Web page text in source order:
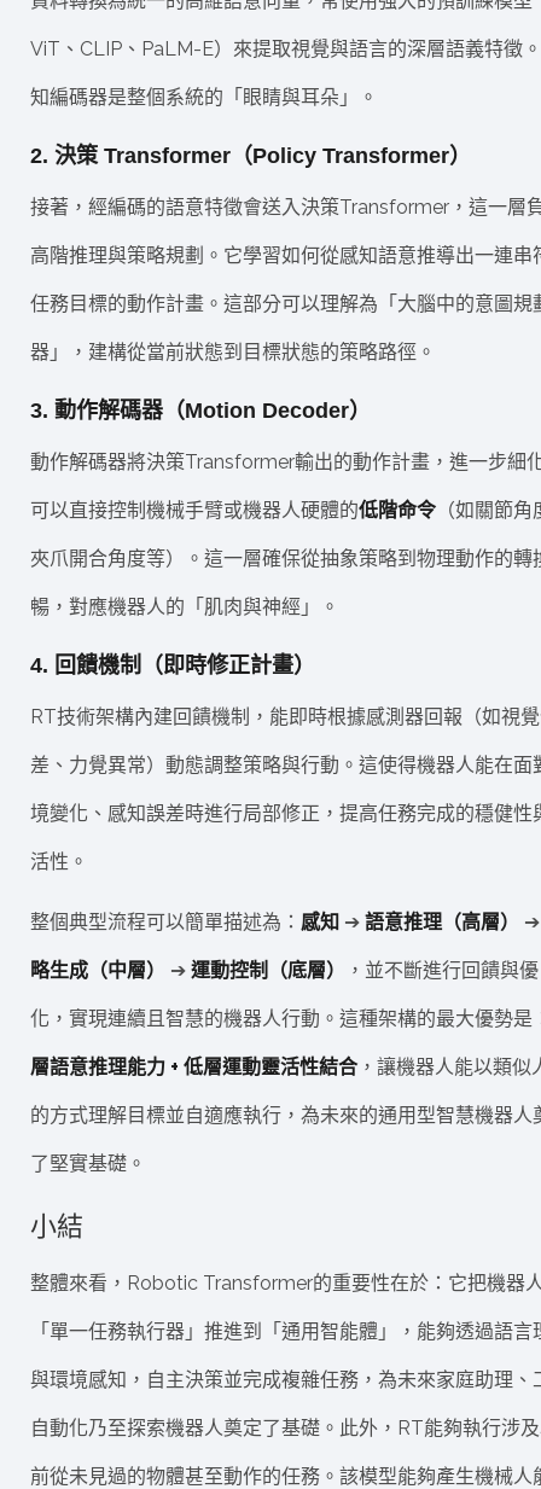
ViT、CLIP、PaLM-E）來提取視覺與語言的深層語義特徵
知編碼器是整個系統的「眼睛與耳朵」。
2. 決策 Transformer（Policy Transformer）
接著，經編碼的語意特徵會送入決策Transformer，這一層
高階推理與策略規劃。它學習如何從感知語意推導出一連串
任務目標的動作計畫。這部分可以理解為「大腦中的意圖規
器」，建構從當前狀態到目標狀態的策略路徑。
3. 動作解碼器（Motion Decoder）
動作解碼器將決策Transformer輸出的動作計畫，進一步細
可以直接控制機械手臂或機器人硬體的低階命令 （如關節角
夾爪開合角度等）。這一層確保從抽象策略到物理動作的轉
暢，對應機器人的「肌肉與神經」。
4. 回饋機制（即時修正計畫）
RT技術架構內建回饋機制，能即時根據感測器回報（如視
差、力覺異常）動態調整策略與行動。這使得機器人能在面
境變化、感知誤差時進行局部修正，提高任務完成的穩健性
活性。
整個典型流程可以簡單描述為： 感知 ➔ 語意推理（高層）
略生成（中層） ➔ 運動控制（底層） ，並不斷進行回饋與優
化，實現連續且智慧的機器人行動。這種架構的最大優勢是
層語意推理能力 + 低層運動靈活性結合 ，讓機器人能以類似
的方式理解目標並自適應執行，為未來的通用型智慧機器人
了堅實基礎。
小結
整體來看，Robotic Transformer的重要性在於：它把機器
「單一任務執行器」推進到「通用智能體」，能夠透過語言
與環境感知，自主決策並完成複雜任務，為未來家庭助理、
自動化乃至探索機器人奠定了基礎。此外，RT能夠執行涉
前從未見過的物體甚至動作的任務。該模型能夠產生機械人